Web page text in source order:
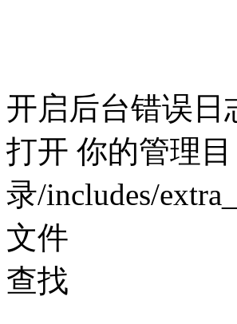
开启后台错误日
打开 你的管理目
录/includes/
文件
查找